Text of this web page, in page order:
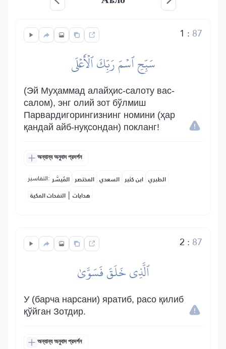
1 : 87
سَبِّحِ ٱسۡمَ رَبِّكَ ٱلۡأَعۡلَى
(Эй Муҳаммад алайҳис-салоту вас-
салом), энг олий зот бўлмиш
Парвардигорингизнинг номини (ҳар
қандай айб-нуқсондан) покланг!
অন্যান্য অনুবাদ প্রদর্শন
التفاسير: المُيسَّر المختصر السعدي ابن كثير الطبري
النفحات المكية | هدايات
2 : 87
ٱلَّذِي خَلَقَ فَسَوَّىٰ
У (барча нарсани) яратиб, расо қилиб
қўйган Зотдир.
অন্যান্য অনুবাদ প্রদর্শন